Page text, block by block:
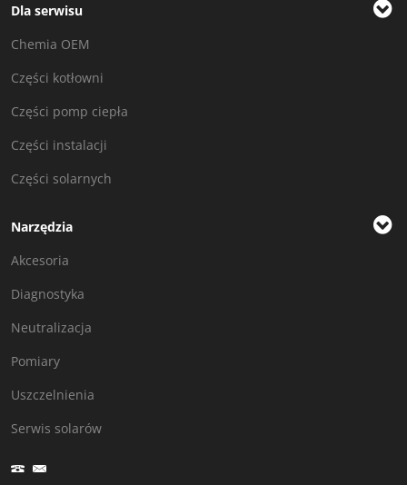
Dla serwisu
Chemia OEM
Części kotłowni
Części pomp ciepła
Części instalacji
Części solarnych
Narzędzia
Akcesoria
Diagnostyka
Neutralizacja
Pomiary
Uszczelnienia
Serwis solarów